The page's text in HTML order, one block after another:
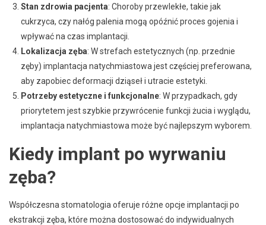
Stan zdrowia pacjenta: Choroby przewlekłe, takie jak
cukrzyca, czy nałóg palenia mogą opóźnić proces gojenia i
wpływać na czas implantacji.
Lokalizacja zęba: W strefach estetycznych (np. przednie
zęby) implantacja natychmiastowa jest częściej preferowana,
aby zapobiec deformacji dziąseł i utracie estetyki.
Potrzeby estetyczne i funkcjonalne: W przypadkach, gdy
priorytetem jest szybkie przywrócenie funkcji żucia i wyglądu,
implantacja natychmiastowa może być najlepszym wyborem.
Kiedy implant po wyrwaniu
zęba?
Współczesna stomatologia oferuje różne opcje implantacji po
ekstrakcji zęba, które można dostosować do indywidualnych